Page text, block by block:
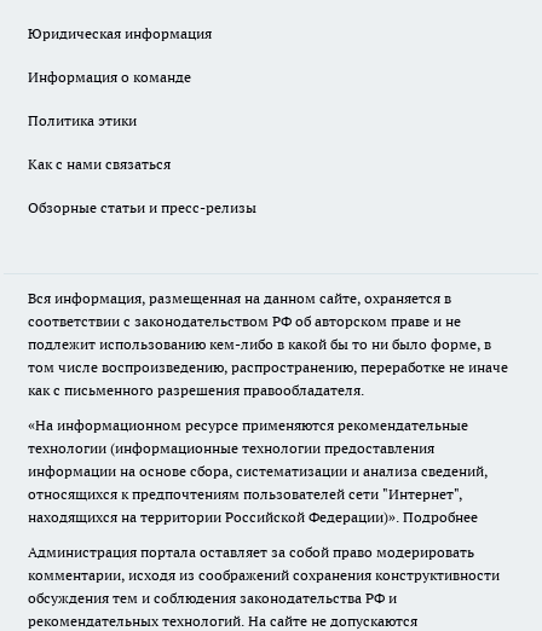
Юридическая информация
Информация о команде
Политика этики
Как с нами связаться
Обзорные статьи и пресс-релизы
Вся информация, размещенная на данном сайте, охраняется в
соответствии с законодательством РФ об авторском праве и не
подлежит использованию кем-либо в какой бы то ни было форме, в
том числе воспроизведению, распространению, переработке не иначе
как с письменного разрешения правообладателя.
«На информационном ресурсе применяются рекомендательные
технологии (информационные технологии предоставления
информации на основе сбора, систематизации и анализа сведений,
относящихся к предпочтениям пользователей сети "Интернет",
находящихся на территории Российской Федерации)». Подробнее
Администрация портала оставляет за собой право модерировать
комментарии, исходя из соображений сохранения конструктивности
обсуждения тем и соблюдения законодательства РФ и
рекомендательных технологий. На сайте не допускаются